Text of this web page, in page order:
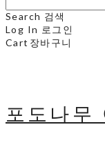
Search 검색
Log In 로그인
Cart 장바구니
포도나무